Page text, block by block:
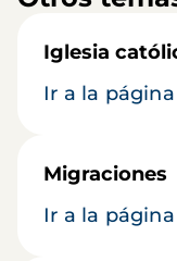
Iglesia
Ir a la
Migraciones
Ir a la